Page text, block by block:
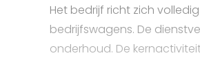
Het bedrijf richt zich
bedrijfswagens. De
onderhoud. De